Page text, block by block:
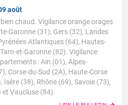
août
chaud. Vigilance orange orages
Garonne (31), Gers (32), Landes
Atlantiques (64), Hautes-
et-Garonne (82). Vigilance
: Ain (01), Alpes-
Corse-du-Sud (2A), Haute-Corse
Isère (38), Rhône (69), Savoie (73),
et Vaucluse (84).